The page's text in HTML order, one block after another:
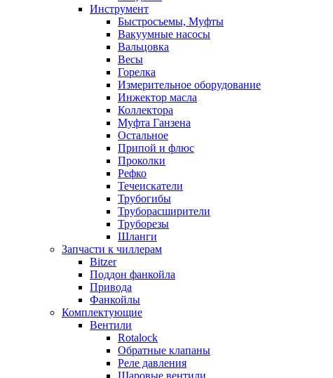
Инструмент
Быстросъемы, Муфты
Вакуумные насосы
Вальцовка
Весы
Горелка
Измерительное оборудование
Инжектор масла
Коллектора
Муфта Ганзена
Остальное
Припой и флюс
Проколки
Рефко
Течеискатели
Трубогибы
Труборасширители
Труборезы
Шланги
Запчасти к чиллерам
Bitzer
Поддон фанкойла
Привода
Фанкойлы
Комплектующие
Вентили
Rotalock
Обратные клапаны
Реле давления
Шаровые вентили